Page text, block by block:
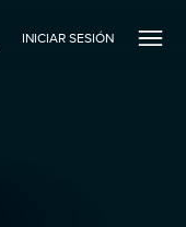
INICIAR SESIÓN